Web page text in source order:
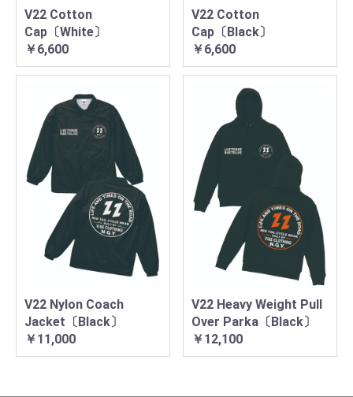
V22 Cotton
Cap〔White〕
￥6,600
V22 Cotton
Cap〔Black〕
￥6,600
V22 Nylon Coach
Jacket〔Black〕
￥11,000
V22 Heavy Weight Pull
Over Parka〔Black〕
￥12,100